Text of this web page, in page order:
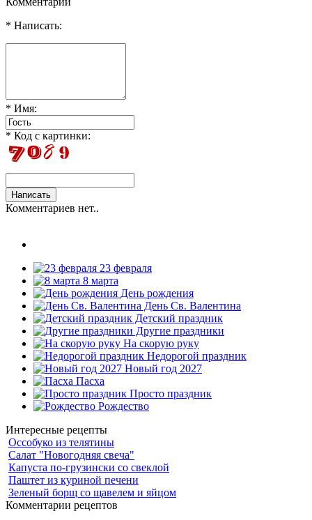
* Написать:
* Имя:
* Код с картинки:
Комментариев нет..
23 февраля
8 марта
День рождения
День Св. Валентина
Детский праздник
Другие праздники
На скорую руку
Недорогой праздник
Новый год 2027
Пасха
Просто праздник
Рождество
Интересные рецепты
Оссобуко из телятины
Салат "Новогодняя свеча"
Капуста по-грузински со свеклой
Паштет из куриной печени
Зеленый борщ со щавелем и яйцом
Комментарии рецептов